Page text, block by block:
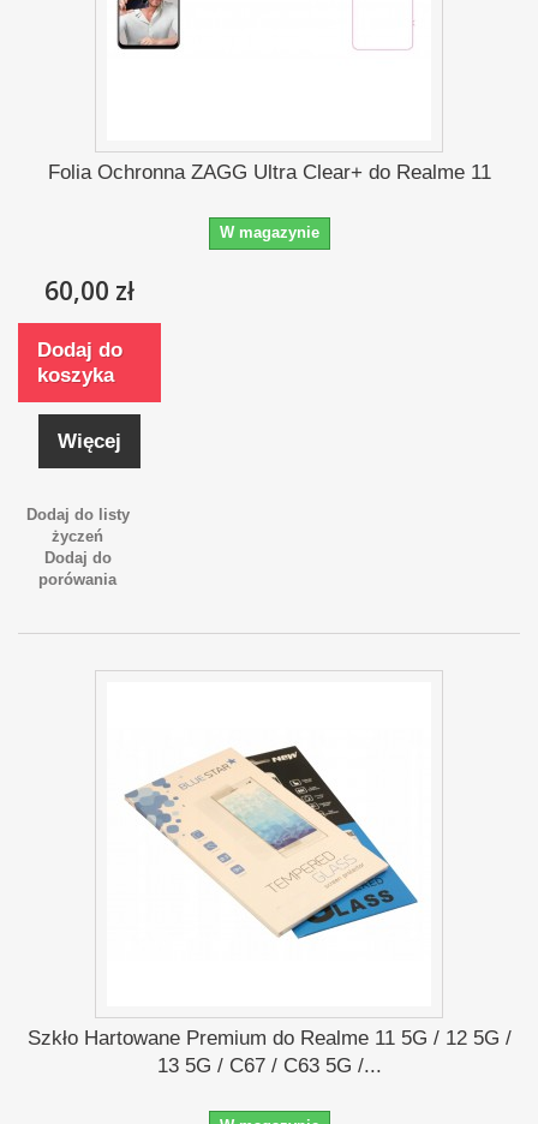
Folia Ochronna ZAGG Ultra Clear+ do Realme 11
W magazynie
60,00 zł
Dodaj do
koszyka
Więcej
Dodaj do listy
życzeń
Dodaj do
porówania
Szkło Hartowane Premium do Realme 11 5G / 12 5G /
13 5G / C67 / C63 5G /...